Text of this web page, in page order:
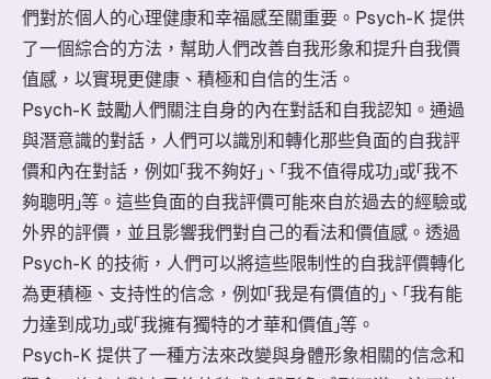
們對於個人的心理健康和幸福感至關重要。Psych-K 提供
了一個綜合的方法，幫助人們改善自我形象和提升自我價
值感，以實現更健康、積極和自信的生活。
Psych-K 鼓勵人們關注自身的內在對話和自我認知。通過
與潛意識的對話，人們可以識別和轉化那些負面的自我評
價和內在對話，例如「我不夠好」、「我不值得成功」或「我不
夠聰明」等。這些負面的自我評價可能來自於過去的經驗或
外界的評價，並且影響我們對自己的看法和價值感。透過
Psych-K 的技術，人們可以將這些限制性的自我評價轉化
為更積極、支持性的信念，例如「我是有價值的」、「我有能
力達到成功」或「我擁有獨特的才華和價值」等。
Psych-K 提供了一種方法來改變與身體形象相關的信念和